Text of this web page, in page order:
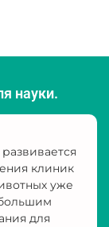
науки.
клиник
уже
для